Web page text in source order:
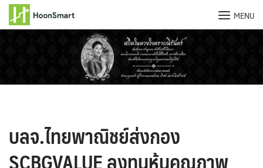
MENU
บลจ.ไทยพาณิชย์ส่งกอง